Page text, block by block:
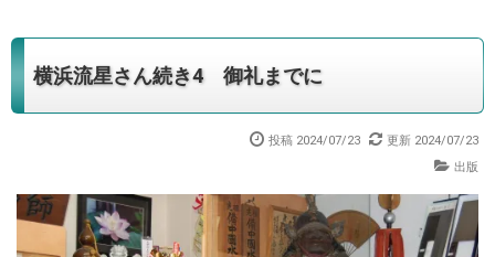
横浜流星さん続き4 御礼までに
投稿 2024/07/23
更新 2024/07/23
出版